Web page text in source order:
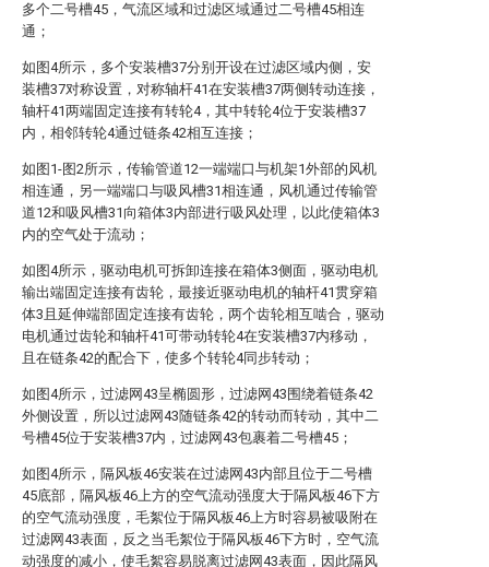
多个二号槽45，气流区域和过滤区域通过二号槽45相连
通；
如图4所示，多个安装槽37分别开设在过滤区域内侧，安
装槽37对称设置，对称轴杆41在安装槽37两侧转动连接，
轴杆41两端固定连接有转轮4，其中转轮4位于安装槽37
内，相邻转轮4通过链条42相互连接；
如图1-图2所示，传输管道12一端端口与机架1外部的风机
相连通，另一端端口与吸风槽31相连通，风机通过传输管
道12和吸风槽31向箱体3内部进行吸风处理，以此使箱体3
内的空气处于流动；
如图4所示，驱动电机可拆卸连接在箱体3侧面，驱动电机
输出端固定连接有齿轮，最接近驱动电机的轴杆41贯穿箱
体3且延伸端部固定连接有齿轮，两个齿轮相互啮合，驱动
电机通过齿轮和轴杆41可带动转轮4在安装槽37内移动，
且在链条42的配合下，使多个转轮4同步转动；
如图4所示，过滤网43呈椭圆形，过滤网43围绕着链条42
外侧设置，所以过滤网43随链条42的转动而转动，其中二
号槽45位于安装槽37内，过滤网43包裹着二号槽45；
如图4所示，隔风板46安装在过滤网43内部且位于二号槽
45底部，隔风板46上方的空气流动强度大于隔风板46下方
的空气流动强度，毛絮位于隔风板46上方时容易被吸附在
过滤网43表面，反之当毛絮位于隔风板46下方时，空气流
动强度的减小，使毛絮容易脱离过滤网43表面，因此隔风